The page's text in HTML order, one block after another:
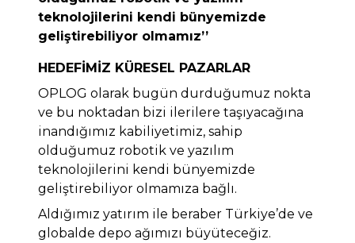
teknolojilerini kendi bünyemizde
geliştirebiliyor olmamız’’
HEDEFİMİZ KÜRESEL PAZARLAR
OPLOG olarak bugün durduğumuz nokta
ve bu noktadan bizi ilerilere taşıyacağına
inandığımız kabiliyetimiz, sahip
olduğumuz robotik ve yazılım
teknolojilerini kendi bünyemizde
geliştirebiliyor olmamıza bağlı.
Aldığımız yatırım ile beraber Türkiye’de ve
globalde depo ağımızı büyüteceğiz.